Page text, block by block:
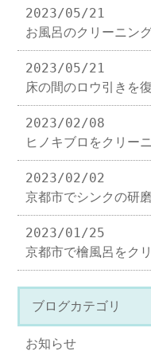
2023/05/21
お風呂のクリーニン
2023/05/21
床の間のロウ引きを
2023/02/08
ヒノキブロをクリー
2023/02/02
京都市でシンクの研
2023/01/25
京都市で檜風呂をク
ブログカテゴリ
お知らせ